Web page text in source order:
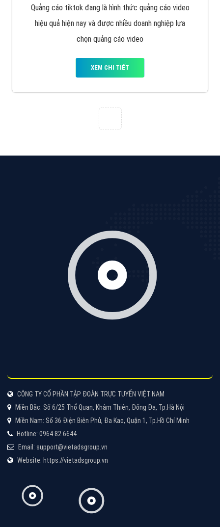
Quảng cáo tiktok đang là hình thức quảng cáo video
hiệu quả hiện nay và được nhiều doanh nghiệp lựa
chọn quảng cáo video
XEM CHI TIẾT
CÔNG TY CỔ PHẦN TẬP ĐOÀN TRỰC TUYẾN VIỆT NAM
Miền Bắc: Số 6/25 Thổ Quan, Khâm Thiên, Đống Đa, Tp.Hà Nội
Miền Nam: Số 36 Điện Biên Phủ, Đa Kao, Quận 1, Tp.Hồ Chí Minh
Hotline: 0964 82 6644
Email: support@vietadsgroup.vn
Website: https://vietadsgroup.vn